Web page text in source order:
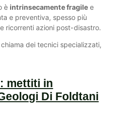
è intrinsecamente fragile e
e preventiva, spesso più
ricorrenti azioni post-disastro.
dei tecnici specializzati,
mettiti in
Di Foldtani